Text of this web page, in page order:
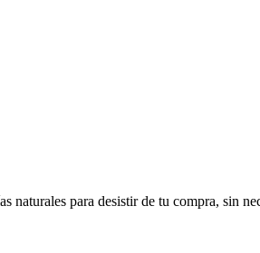
naturales para desistir de tu compra, sin